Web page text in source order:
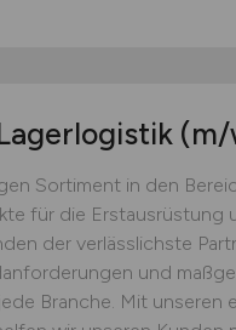
Sortiment in den
für die Erstausrüstung
der verlässlichste
und
Branche. Mit unseren